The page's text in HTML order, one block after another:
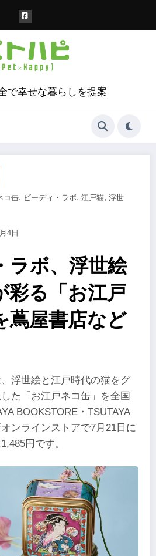
で幸せな暮らしを提案
コ缶, ビーディ・ラボ, 江戸猫, 浮世
4日
ラボ、浮世絵
彩る「お江戸
蔦屋書店など
浮世絵と江戸時代の猫をグ
た「お江戸ネコ缶」を全国
BOOKSTORE・TSUTAYA
ンラインストアで7月21日に
円です。